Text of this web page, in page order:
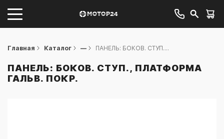
Главная Каталог — ПАНЕЛЬ: БОКОВ. СТУП....
ПАНЕЛЬ: БОКОВ. СТУП., ПЛАТФОРМА
ГАЛЬВ. ПОКР.